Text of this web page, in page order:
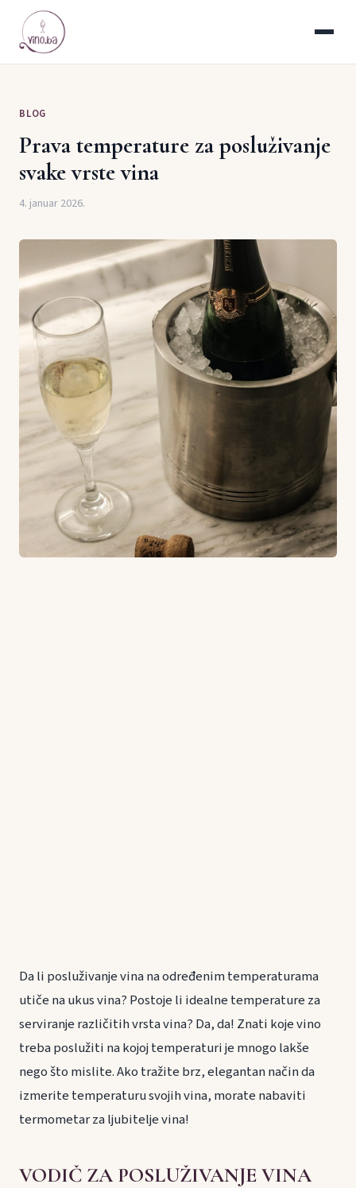
BLOG
Prava temperature za posluživanje
svake vrste vina
4. januar 2026.
Da li posluživanje vina na određenim temperaturama
utiče na ukus vina? Postoje li idealne temperature za
serviranje različitih vrsta vina? Da, da! Znati koje vino
treba poslužiti na kojoj temperaturi je mnogo lakše
nego što mislite. Ako tražite brz, elegantan način da
izmerite temperaturu svojih vina, morate nabaviti
termometar za ljubitelje vina!
VODIČ ZA POSLUŽIVANJE VINA